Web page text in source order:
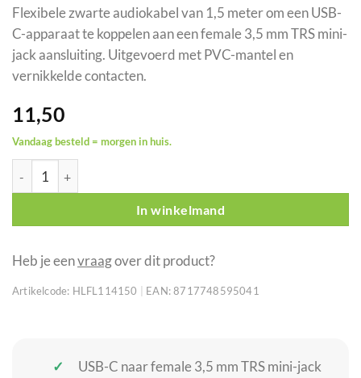
Flexibele zwarte audiokabel van 1,5 meter om een USB-
C-apparaat te koppelen aan een female 3,5 mm TRS mini-
jack aansluiting. Uitgevoerd met PVC-mantel en
vernikkelde contacten.
11,50
Vandaag besteld = morgen in huis.
DAP FL114 USB-C naar female 3,5 mm stereo mini-jack kabel
In winkelmand
Heb je eenvraagover dit product?
Artikelcode: HLFL114150 EAN: 8717748595041
USB-C naar female 3,5 mm TRS mini-jack